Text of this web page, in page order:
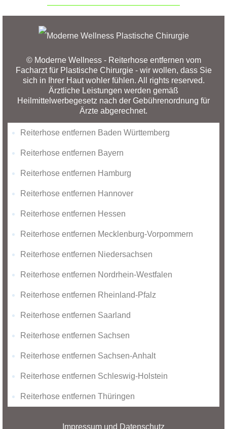
© Moderne Wellness - Reiterhose entfernen vom
Facharzt für Plastische Chirurgie - wir wollen, dass Sie
sich in Ihrer Haut wohler fühlen. All rights reserved.
Ärztliche Leistungen werden gemäß
Heilmittelwerbegesetz nach der Gebührenordnung für
Ärzte abgerechnet.
Reiterhose entfernen Baden Württemberg
Reiterhose entfernen Bayern
Reiterhose entfernen Hamburg
Reiterhose entfernen Hannover
Reiterhose entfernen Hessen
Reiterhose entfernen Mecklenburg-Vorpommern
Reiterhose entfernen Niedersachsen
Reiterhose entfernen Nordrhein-Westfalen
Reiterhose entfernen Rheinland-Pfalz
Reiterhose entfernen Saarland
Reiterhose entfernen Sachsen
Reiterhose entfernen Sachsen-Anhalt
Reiterhose entfernen Schleswig-Holstein
Reiterhose entfernen Thüringen
Impressum und Datenschutz